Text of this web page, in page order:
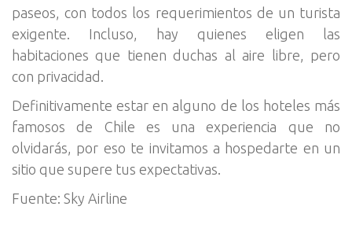
paseos, con todos los requerimientos de un turista
exigente. Incluso, hay quienes eligen las
habitaciones que tienen duchas al aire libre, pero
con privacidad.
Definitivamente estar en alguno de los hoteles más
famosos de Chile es una experiencia que no
olvidarás, por eso te invitamos a hospedarte en un
sitio que supere tus expectativas.
Fuente: Sky Airline